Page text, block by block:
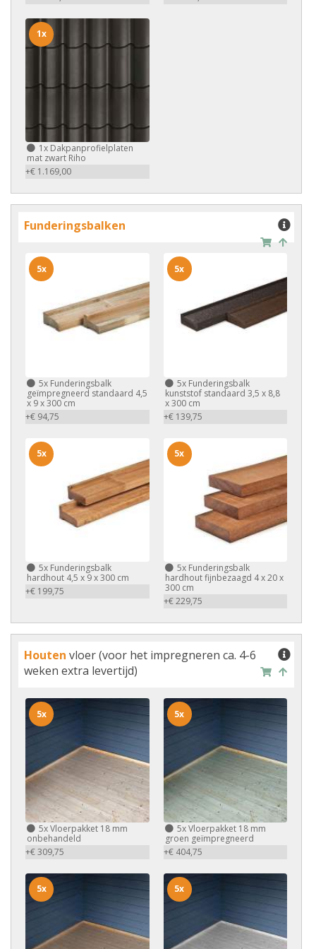
1x Dakpanprofielplaten
mat zwart Riho
+€ 1.169,00
1x
Funderingsbalken
5x Funderingsbalk
geïmpregneerd standaard 4,5
x 9 x 300 cm
+€ 94,75
5x
5xFunderingsbalk
kunststof standaard 3,5 x 8,8
x 300 cm
+€ 139,75
5x
5x Funderingsbalk
hardhout 4,5 x 9 x 300 cm
+€ 199,75
5x
5xFunderingsbalk
hardhout fijnbezaagd 4 x 20 x
300 cm
+€ 229,75
5x
Houten vloer (voor het impregneren ca. 4-6
weken extra levertijd)
5xVloerpakket 18 mm
onbehandeld
+€ 309,75
5x
5xVloerpakket 18 mm
groen geïmpregneerd
+€ 404,75
5x
5x 5x